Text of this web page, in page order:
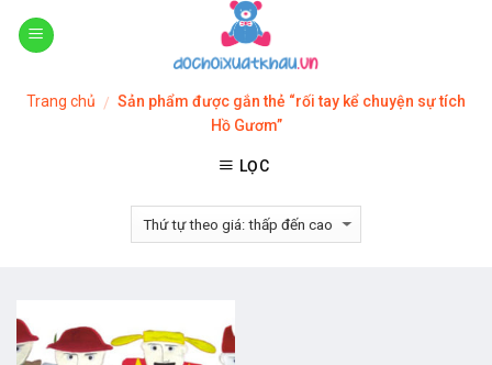
Skip
Trang chủ / Sản phẩm được gắn thẻ “rối tay kể chuyện sự tích
Hồ Gươm”
LỌC